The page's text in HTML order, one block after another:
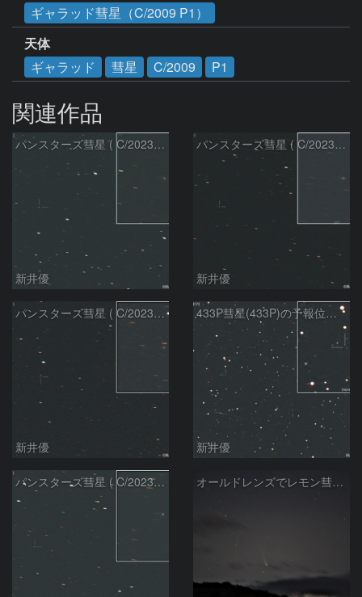
ギャラッド彗星（C/2009 P1）
天体
ギャラッド
彗星 C/2009 P1
関連作品
パンスターズ彗星 ( C/2023R1 )：2026/07/09
新井優
パンスターズ彗星 ( C/2023R1 ) ：2026/07/08
新井優
パンスターズ彗星 ( C/2023R1 ) ：2026/05/20
新井優
433P彗星(433P)の予報位置：2026/05/30
新井優
パンスターズ彗星 ( C/2023R1 ) ：2026/05/30 オールドレンズでレモン彗星11/9